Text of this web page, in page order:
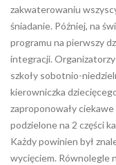
zakwaterowaniu
śniadanie. Później, na
programu na pierwszy
integracji.
szkoły sobotnio-
kierowniczka
zaproponowały
podzielone na 2 części
Każdy powinien był
wycięciem. Równolegle